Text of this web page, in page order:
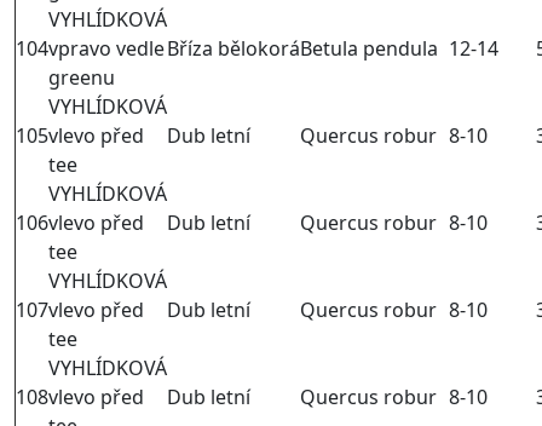
104
VYHLÍDKOVÁ
vpravo vedle
greenu
Bříza bělokoráBetula pendula 12-14
105
VYHLÍDKOVÁ
vlevo před
tee
Dub letní Quercus robur 8-10
106
VYHLÍDKOVÁ
vlevo před
tee
Dub letní Quercus robur 8-10
107
VYHLÍDKOVÁ
vlevo před
tee
Dub letní Quercus robur 8-10
108
VYHLÍDKOVÁ
vlevo před
Dub letní Quercus robur 8-10